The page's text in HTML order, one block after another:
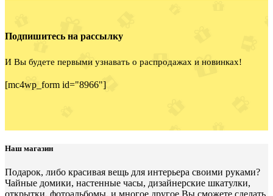
Подпишитесь на рассылку
И Вы будете первыми узнавать о распродажах и новинках!
[mc4wp_form id="8966"]
Наш магазин
Подарок, либо красивая вещь для интерьера своими руками?
Чайные домики, настенные часы, дизайнерские шкатулки,